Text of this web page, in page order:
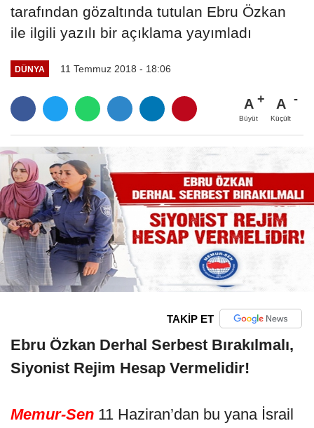
tarafından gözaltında tutulan Ebru Özkan
ile ilgili yazılı bir açıklama yayımladı
DÜNYA 11 Temmuz 2018 - 18:06
A
Büyüt
A
Küçült
TAKİP ET
Ebru Özkan Derhal Serbest Bırakılmalı,
Siyonist Rejim Hesap Vermelidir!
Memur-Sen 11 Haziran’dan bu yana İsrail